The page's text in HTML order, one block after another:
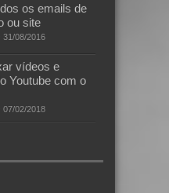
os emails de
ou site
31/08/2016
vídeos e
Youtube com o
07/02/2018